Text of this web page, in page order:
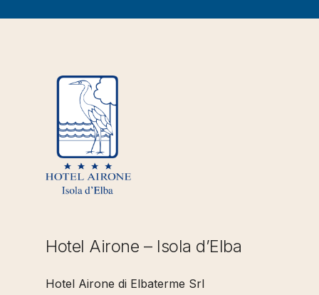
Hotel Airone – Isola d’Elba
Hotel Airone di Elbaterme Srl